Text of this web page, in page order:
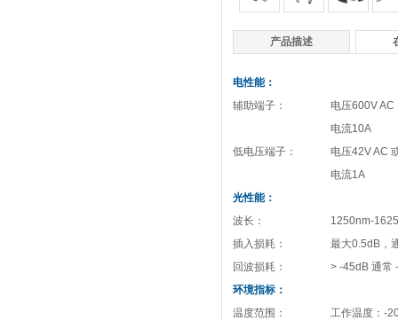
产品描述
电性能：
辅助端子：
电压600V AC
电流10A
低电压端子：
电压42V AC
电流1A
光性能：
波长：
1250nm-
插入损耗：
最大0.5dB，
回波损耗：
> -45dB 通常
环境指标：
温度范围：
工作温度：-